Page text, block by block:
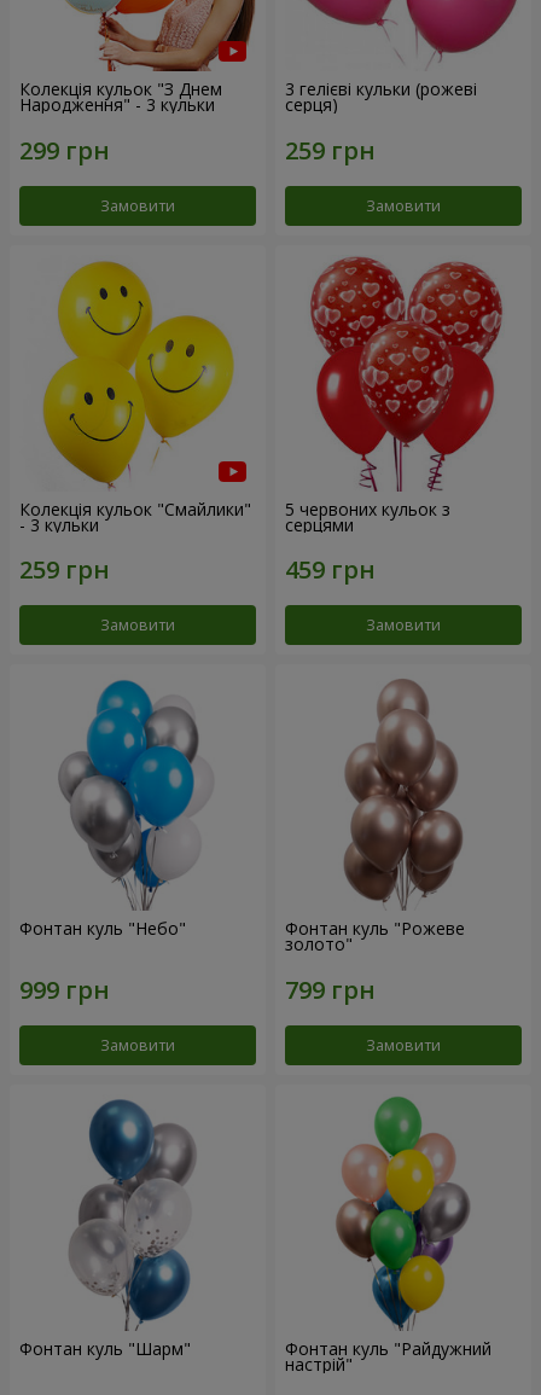
Колекція кульок "З Днем
Народження" - 3 кульки
Замовити
3 гелієві кульки (рожеві
серця)
Замовити
Колекція кульок "Смайлики"
- 3 кульки
Замовити
5 червоних кульок з
серцями
Замовити
Фонтан куль "Небо"
Замовити
Фонтан куль "Рожеве
золото"
Замовити
Фонтан куль "Шарм" Фонтан куль "Райдужний
настрій"